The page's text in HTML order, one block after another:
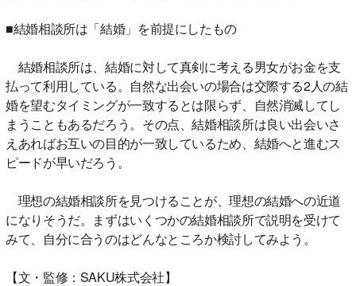
■結婚相談所は「結婚」を前提にしたもの
結婚相談所は、結婚に対して真剣に考える男女がお金を支
払って利用している。自然な出会いの場合は交際する2人の結
婚を望むタイミングが一致するとは限らず、自然消滅してし
まうこともあるだろう。その点、結婚相談所は良い出会いさ
えあればお互いの目的が一致しているため、結婚へと進むス
ピードが早いだろう。
理想の結婚相談所を見つけることが、理想の結婚への近道
になりそうだ。まずはいくつかの結婚相談所で説明を受けて
みて、自分に合うのはどんなところか検討してみよう。
【文・監修：SAKU株式会社】